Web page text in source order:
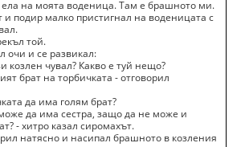
на моята воденица. Там е брашното ми.
подир малко пристигнал на воденицата с
той.
очи и се развикал:
козлен чувал? Какво е туй нещо?
брат на торбичката - отговорил
да има голям брат?
да има сестра, защо да не може и
- хитро казал сиромахът.
натясно и насипал брашното в козления